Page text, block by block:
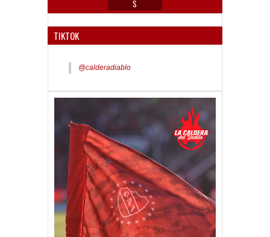
S
TIKTOK
@calderadiablo